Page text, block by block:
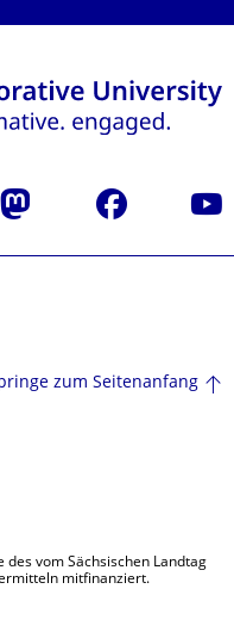
Mastodon Facebook
zum Seitenanfang
des vom Sächsischen Landtag
mitfinanziert.